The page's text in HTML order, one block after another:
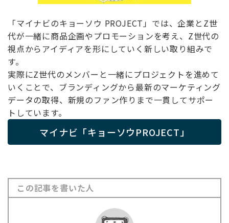
「マイナビのキョーソウ PROJECT」では、企業とZ世
代が一緒に商品企画やプロモーションを考え、Z世代の
視点からアイディアを形にしていく新しい取り組みで
す。
実際にZ世代のメンバーと一緒にプロジェクトを進めて
いくことで、ブランディングから最新のマーケティング
データの取得、新規のファン作りまで一貫してサポー
トしています。
マイナビ「キョーソウPROJECT」
この記事を書いた人